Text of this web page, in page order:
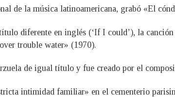
de la música latinoamericana, grabó «El
diferente en inglés (‘If I could’), la
trouble water» (1970).
de igual título y fue creado por el
intimidad familiar» en el cementerio